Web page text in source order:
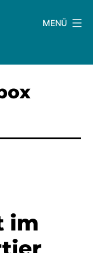
MENÜ
im